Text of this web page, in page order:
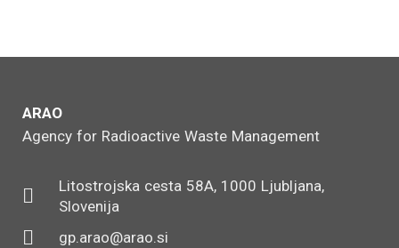
ARAO
Agency for Radioactive Waste Management
Litostrojska cesta 58A, 1000 Ljubljana,
Slovenija
gp.arao@arao.si